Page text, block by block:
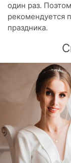
один раз.
рекомендуется
праздника.